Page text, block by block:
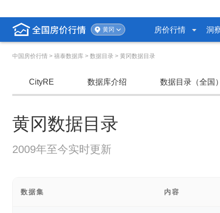
黄冈 房价行情 洞
中国房价行情 > 禧泰数据库 > 数据目录 > 黄冈数据目录
CityRE 数据库介绍 数据目录（全国
黄冈数据目录
2009年至今实时更新
数据集 内容